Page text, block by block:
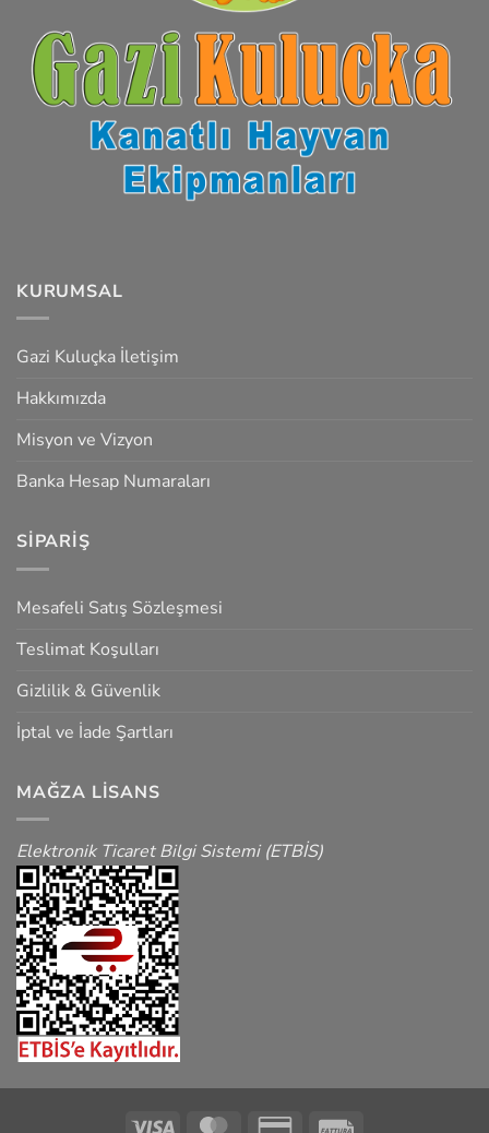
KURUMSAL
Gazi Kuluçka İletişim
Hakkımızda
Misyon ve Vizyon
Banka Hesap Numaraları
SIPARIŞ
Mesafeli Satış Sözleşmesi
Teslimat Koşulları
Gizlilik & Güvenlik
İptal ve İade Şartları
MAĞZA LISANS
Elektronik Ticaret Bilgi Sistemi (ETBİS)
Visa MasterCardCredit